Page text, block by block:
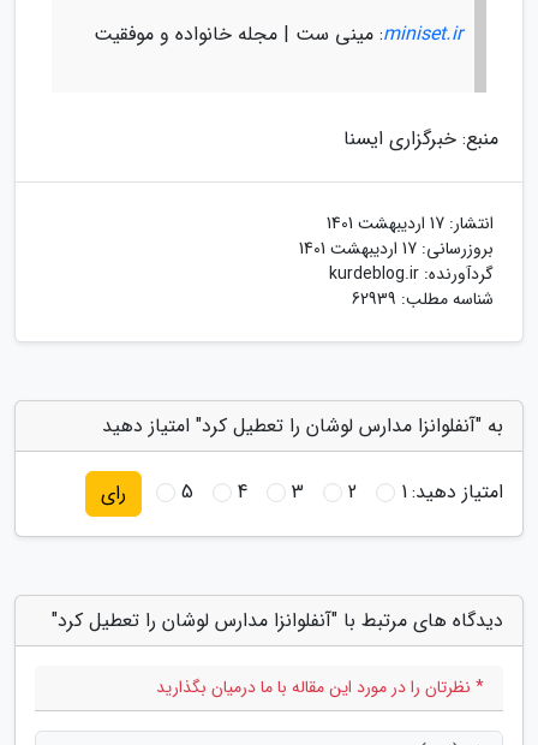
miniset.ir: مینی ست | مجله خانواده و موفقیت
منبع: خبرگزاری ایسنا
انتشار: 17 اردیبهشت 1401
بروزرسانی: 17 اردیبهشت 1401
گردآورنده: kurdeblog.ir
شناسه مطلب: 62939
به "آنفلوانزا مدارس لوشان را تعطیل کرد" امتیاز دهید
امتیاز دهید:1
2
3
4
5 رای
دیدگاه های مرتبط با "آنفلوانزا مدارس لوشان را تعطیل کرد"
* نظرتان را در مورد این مقاله با ما درمیان بگذارید